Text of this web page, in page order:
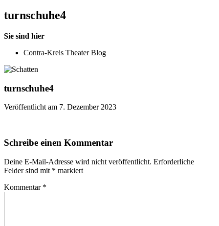
turnschuhe4
Sie sind hier
Contra-Kreis Theater Blog
turnschuhe4
Veröffentlicht am 7. Dezember 2023
Schreibe einen Kommentar
Deine E-Mail-Adresse wird nicht veröffentlicht. Erforderliche
Felder sind mit * markiert
Kommentar *